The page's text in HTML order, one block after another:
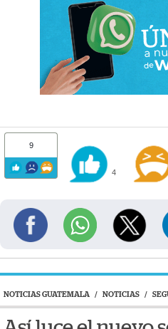
9
4
NOTICIAS GUATEMALA / NOTICIAS /